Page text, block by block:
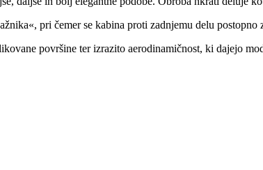
pri čemer se kabina proti zadnjemu delu postopno
površine ter izrazito aerodinamičnost, ki dajejo